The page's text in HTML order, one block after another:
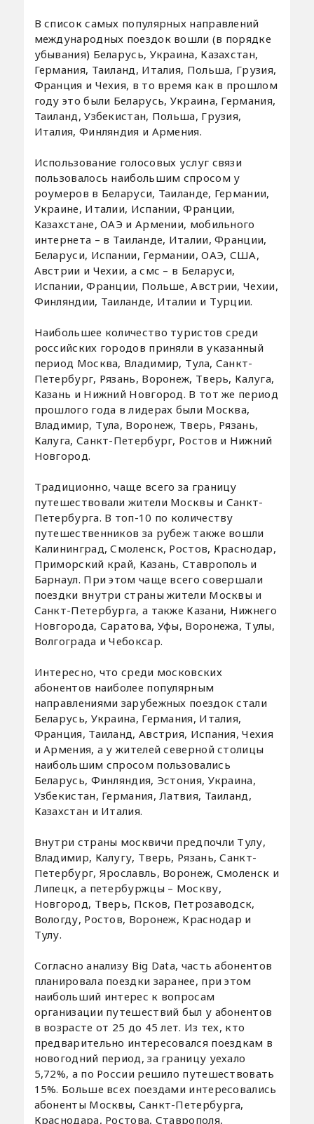
В список самых популярных направлений
международных поездок вошли (в порядке
убывания) Беларусь, Украина, Казахстан,
Германия, Таиланд, Италия, Польша, Грузия,
Франция и Чехия, в то время как в прошлом
году это были Беларусь, Украина, Германия,
Таиланд, Узбекистан, Польша, Грузия,
Италия, Финляндия и Армения.
Использование голосовых услуг связи
пользовалось наибольшим спросом у
роумеров в Беларуси, Таиланде, Германии,
Украине, Италии, Испании, Франции,
Казахстане, ОАЭ и Армении, мобильного
интернета – в Таиланде, Италии, Франции,
Беларуси, Испании, Германии, ОАЭ, США,
Австрии и Чехии, а смс – в Беларуси,
Испании, Франции, Польше, Австрии, Чехии,
Финляндии, Таиланде, Италии и Турции.
Наибольшее количество туристов среди
российских городов приняли в указанный
период Москва, Владимир, Тула, Санкт-
Петербург, Рязань, Воронеж, Тверь, Калуга,
Казань и Нижний Новгород. В тот же период
прошлого года в лидерах были Москва,
Владимир, Тула, Воронеж, Тверь, Рязань,
Калуга, Санкт-Петербург, Ростов и Нижний
Новгород.
Традиционно, чаще всего за границу
путешествовали жители Москвы и Санкт-
Петербурга. В топ-10 по количеству
путешественников за рубеж также вошли
Калининград, Смоленск, Ростов, Краснодар,
Приморский край, Казань, Ставрополь и
Барнаул. При этом чаще всего совершали
поездки внутри страны жители Москвы и
Санкт-Петербурга, а также Казани, Нижнего
Новгорода, Саратова, Уфы, Воронежа, Тулы,
Волгограда и Чебоксар.
Интересно, что среди московских
абонентов наиболее популярным
направлениями зарубежных поездок стали
Беларусь, Украина, Германия, Италия,
Франция, Таиланд, Австрия, Испания, Чехия
и Армения, а у жителей северной столицы
наибольшим спросом пользовались
Беларусь, Финляндия, Эстония, Украина,
Узбекистан, Германия, Латвия, Таиланд,
Казахстан и Италия.
Внутри страны москвичи предпочли Тулу,
Владимир, Калугу, Тверь, Рязань, Санкт-
Петербург, Ярославль, Воронеж, Смоленск и
Липецк, а петербуржцы – Москву,
Новгород, Тверь, Псков, Петрозаводск,
Вологду, Ростов, Воронеж, Краснодар и
Тулу.
Согласно анализу Big Data, часть абонентов
планировала поездки заранее, при этом
наибольший интерес к вопросам
организации путешествий был у абонентов
в возрасте от 25 до 45 лет. Из тех, кто
предварительно интересовался поездкам в
новогодний период, за границу уехало
5,72%, а по России решило путешествовать
15%. Больше всех поездами интересовались
абоненты Москвы, Санкт-Петербурга,
Краснодара, Ростова, Ставрополя,